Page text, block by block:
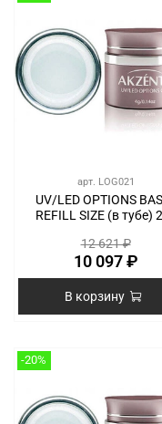
арт. LOG021
UV/LED OPTIONS
REFILL SIZE (в тубе)
12 621 ₽
10 097 ₽
В корзину
-20%